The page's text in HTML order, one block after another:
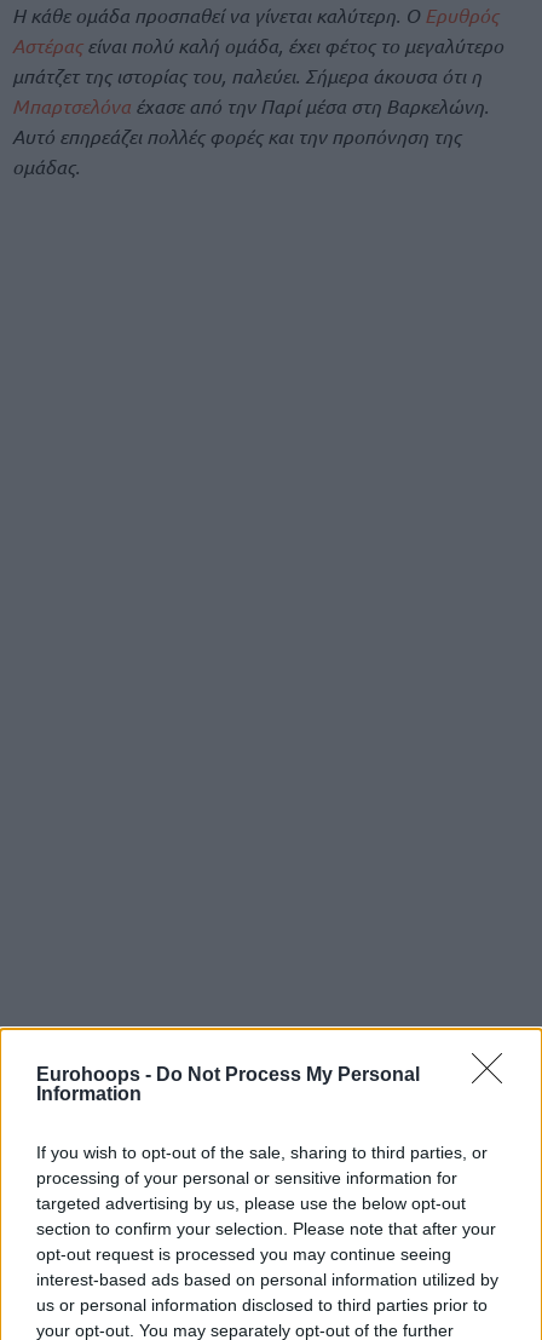
Eurohoops - Do Not Process My Personal
Information
If you wish to opt-out of the sale, sharing to third parties, or
processing of your personal or sensitive information for
targeted advertising by us, please use the below opt-out
section to confirm your selection. Please note that after your
opt-out request is processed you may continue seeing
interest-based ads based on personal information utilized by
us or personal information disclosed to third parties prior to
your opt-out. You may separately opt-out of the further
Η κάθε ομάδα προσπαθεί να γίνεται καλύτερη. Ο Ερυθρός
Αστέραςείναι πολύ καλή ομάδα, έχει φέτος το μεγαλύτερο
μπάτζετ της ιστορίας του, παλεύει. Σήμερα άκουσα ότι η
Μπαρτσελόνα έχασε από την Παρί μέσα στη Βαρκελώνη.
Αυτό επηρεάζει πολλές φορές και την προπόνηση της
ομάδας.
κανείς τέτοια δήλωση. Ούτε από τους προέδρους, ούτε από
εμάς, ότι θα πάμε στο ΟΑΚΑ να το πάρουμε για τους
ατμόσφαιρα από τους φιλάθλους μας, είναι λογικό να
υπάρχει και την καταλαβαίνω. Εμείς πατάμε πάντα στα πόδια
μας και θέλουμε να γίνουμε καλύτεροι. Νομίζω ότι είμαστε
καλύτεροι σε σχέση με την αρχή της χρονιάς και στην
στελέχωση και στην εκτέλεση. Ας μείνουμε σε αυτό και να
δούμε που θα μας οδηγήσει».